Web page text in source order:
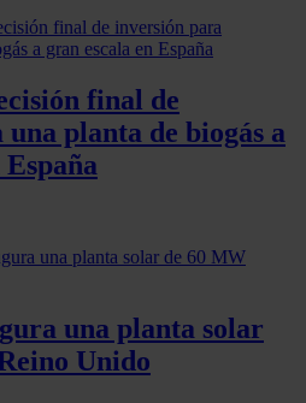
Además, compartimos
haga del sitio web con
con otra información
o que hayan recopilado a
de sus servicios.
final de
planta de biogás a
una planta solar
Unido